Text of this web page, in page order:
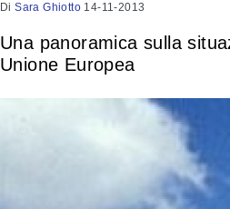
DiSara Ghiotto 14-11-2013
Una panoramica sulla
Unione Europea